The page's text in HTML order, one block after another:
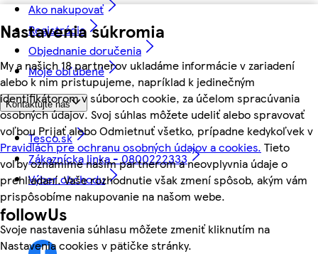
Nastavenia súkromia
My a našich 18 partnerov ukladáme informácie v zariadení
alebo k nim pristupujeme, napríklad k jedinečným
identifikátorom v súboroch cookie, za účelom spracúvania
osobných údajov. Svoj súhlas môžete udeliť alebo spravovať
voľbou Prijať alebo Odmietnuť všetko, prípadne kedykoľvek v
Pravidlách pre ochranu osobných údajov a cookies. Tieto
voľby oznámime našim partnerom a neovplyvnia údaje o
prehliadaní. Vaše rozhodnutie však zmení spôsob, akým vám
prispôsobíme nakupovanie na našom webe.
Svoje nastavenia súhlasu môžete zmeniť kliknutím na
Nastavenia cookies v pätičke stránky.
Ako nakupovať
Registrácia
Objednanie doručenia
Moje obľúbené
Kontaktujte nás
Tesco.sk
Zákaznícka linka - 0800222333
Výber obchodu
followUs